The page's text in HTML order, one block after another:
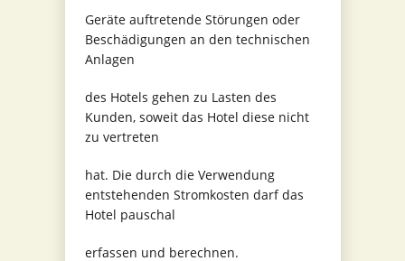
Geräte auftretende Störungen oder
Beschädigungen an den technischen
Anlagen
des Hotels gehen zu Lasten des
Kunden, soweit das Hotel diese nicht
zu vertreten
hat. Die durch die Verwendung
entstehenden Stromkosten darf das
Hotel pauschal
erfassen und berechnen.